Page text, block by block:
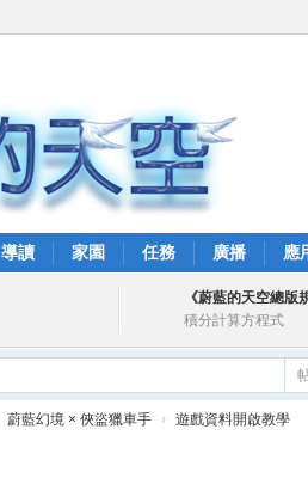
導讀 家園 任務 廣播 應
《蔚藍的天空總版
積分計算方程式
蔚藍幻境 × 俠盜獵車手 › 遊戲資料開啟教學